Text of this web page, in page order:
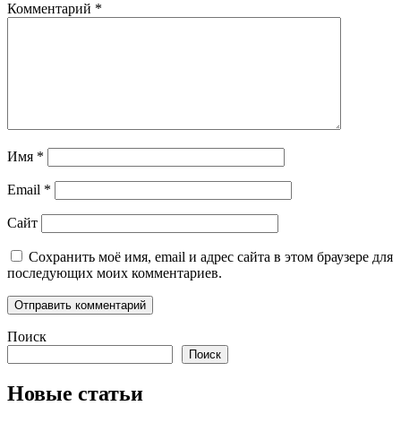
Комментарий *
Имя *
Email *
Сайт
Сохранить моё имя, email и адрес сайта в этом браузере для
последующих моих комментариев.
Поиск
Поиск
Новые статьи